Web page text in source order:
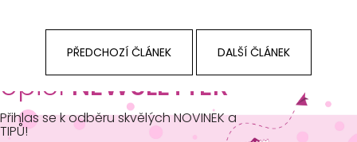
PŘEDCHOZÍ ČLÁNEK DALŠÍ ČLÁNEK
opičíNEWSLETTER
Přihlas se k odběru skvělých NOVINEK a
TIPŮ!